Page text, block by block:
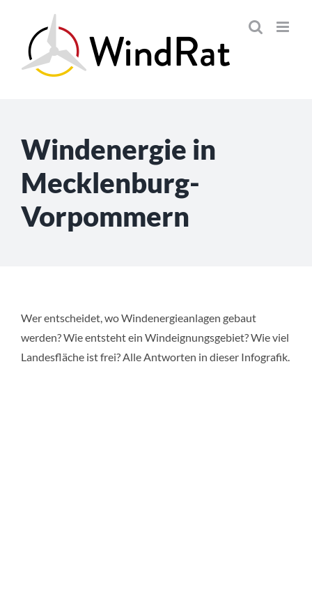
content
Windenergie in
Mecklenburg-
Vorpommern
Wer entscheidet, wo Windenergieanlagen gebaut
werden? Wie entsteht ein Windeignungsgebiet? Wie viel
Landesfläche ist frei? Alle Antworten in dieser Infografik.